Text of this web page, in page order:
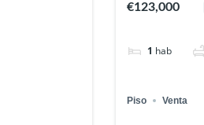
€123,000
1 hab
Piso Venta